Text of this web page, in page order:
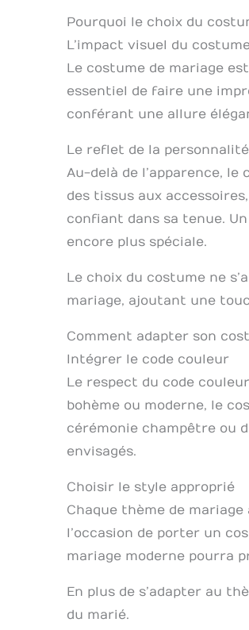
Pourquoi le choix du
L’impact visuel du
Le costume de mariage
essentiel de faire une
conférant une allure
Le reflet de la personnalité
Au-delà de l’apparence,
des tissus aux
confiant dans sa tenue.
encore plus spéciale.
Le choix du costume ne
mariage, ajoutant une
Comment adapter son
Intégrer le code couleur
Le respect du code
bohème ou moderne, le
cérémonie champêtre ou
envisagés.
Choisir le style approprié
Chaque thème de
l’occasion de porter un
mariage moderne pourra
En plus de s’adapter au
du marié.